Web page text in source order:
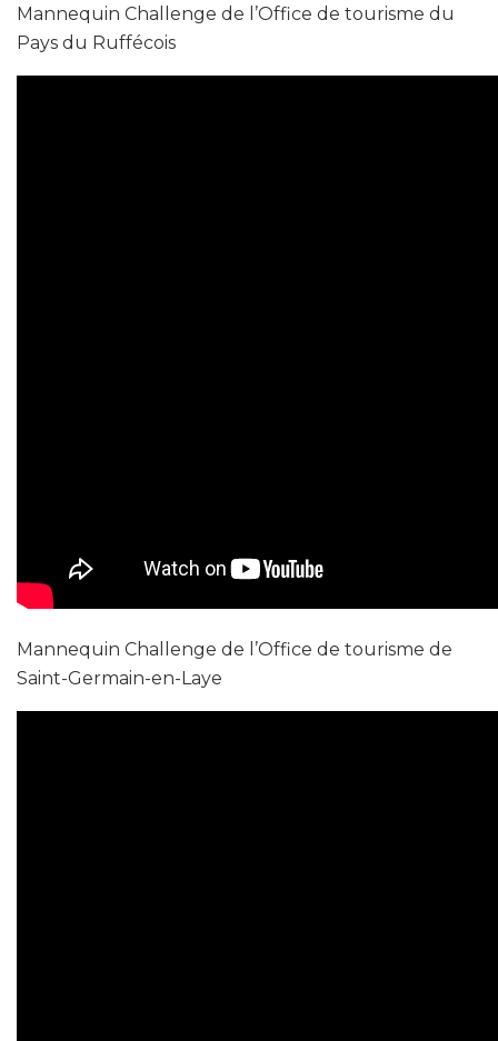
Mannequin Challenge de l’Office de tourisme du
Pays du Ruffécois
Mannequin Challenge de l’Office de tourisme de
Saint-Germain-en-Laye